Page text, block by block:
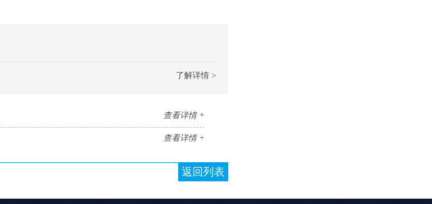
了解详情 >
查看详情 +
查看详情 +
返回列表